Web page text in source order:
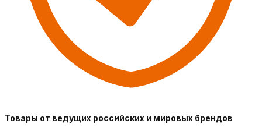
Товары от ведущих российских и мировых брендов